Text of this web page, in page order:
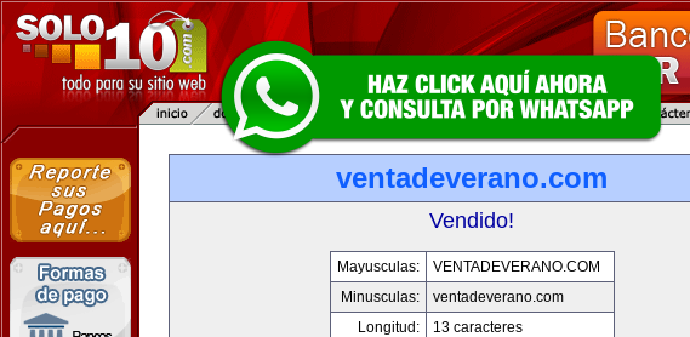
ventadeverano.com
Vendido!
Mayusculas:
VENTADEVERANO.COM
Minusculas:
ventadeverano.com
Longitud:
13 caracteres